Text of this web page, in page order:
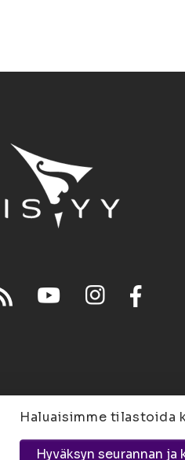
Joensuu
Haluaisimme tilastoida
Hyväksyn seurannan